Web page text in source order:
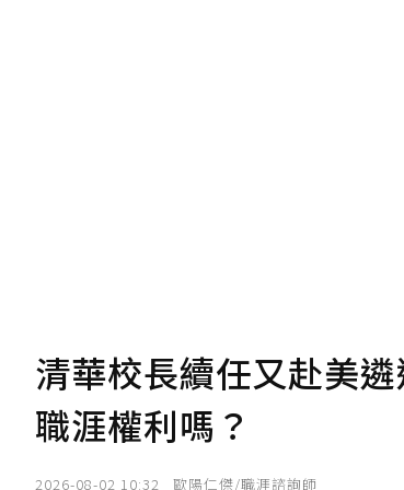
清華校長續任又赴美
職涯權利嗎？
2026-08-02 10:32 歐陽仁傑/職涯諮詢師